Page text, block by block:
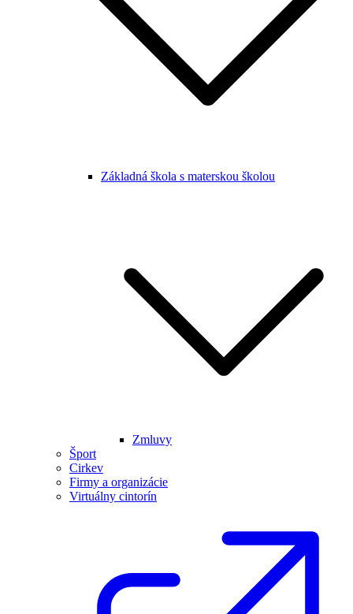
Základná škola s materskou školou
Zmluvy
Šport
Cirkev
Firmy a organizácie
Virtuálny cintorín